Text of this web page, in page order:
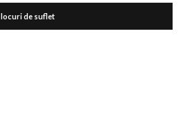
locuri de suflet